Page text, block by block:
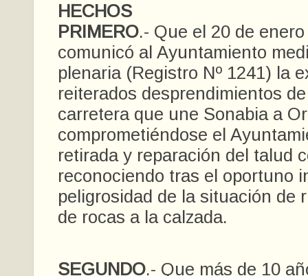
HECHOS
PRIMERO.- Que el 20 de
comunicó al Ayuntamiento
plenaria (Registro Nº 1241) la
reiterados desprendimientos
carretera que une Sonabia a
comprometiéndose el
retirada y reparación del talud
reconociendo tras el oportuno
peligrosidad de la situación de
de rocas a la calzada.
SEGUNDO.- Que más de 10